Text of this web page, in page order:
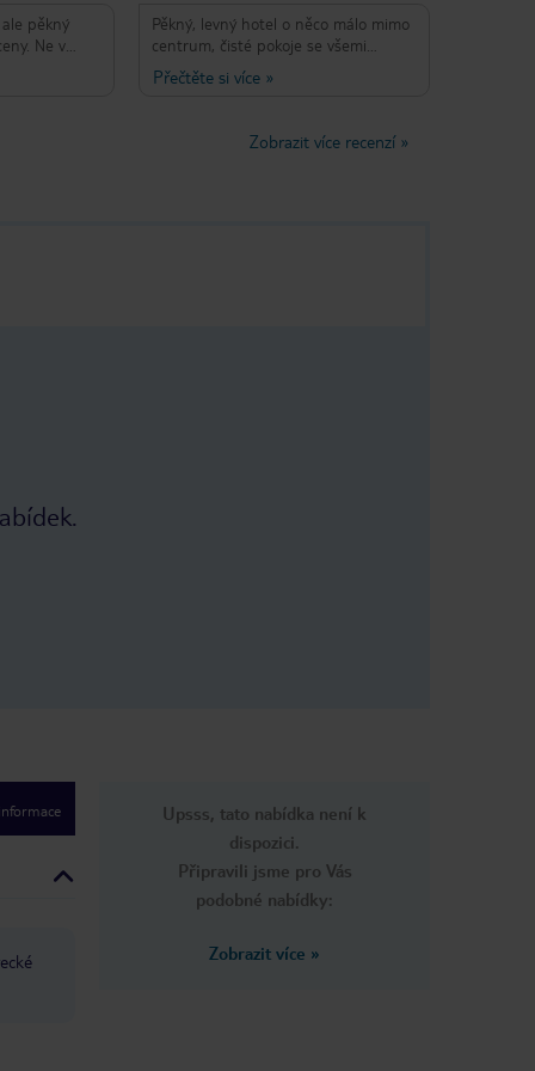
že
dal
pěkný
Ne v
auto
a
Pěkný, levný hotel o něco málo mimo
centrum, čisté pokoje se všemi
důležitými věcmi, snídaně, jak
očekáváte s ohledem na počet lidí na
Zaměstnanci pomohli. Velké
soukromé parkoviště.
Přečtěte si více»
Zobrazit více recenzí»
Upsss, tato nabídka není k
dispozici.
Připravili jsme pro Vás
podobné nabídky:
Zobrazit více »